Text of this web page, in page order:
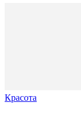
Красота